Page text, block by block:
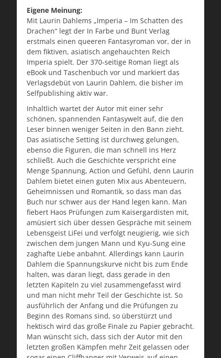
Eigene Meinung:
Mit Laurin Dahlems „Imperia – Im Schatten des
Drachen“ legt der In Farbe und Bunt Verlag
erstmals einen queeren Fantasyroman vor, der in
dem fiktiven, asiatisch angehauchten Reich
Imperia spielt. Der 370-seitige Roman liegt als
eBook und Taschenbuch vor und markiert das
Verlagsdebüt von Laurin Dahlem, die bisher im
Selfpublishing aktiv war.
Inhaltlich wartet der Autor mit einer sehr
schönen, spannenden Fantasywelt auf, die den
Leser binnen weniger Seiten in den Bann zieht.
Das asiatische Setting ist durchweg gelungen,
ebenso die Figuren, die man schnell ins Herz
schließt. Auch die Geschichte verspricht eine
Menge Spannung, Action und Gefühl, denn Laurin
Dahlem bietet einen guten Mix aus Abenteuern,
Geheimnissen und Romantik, so dass man das
Buch nur schwer aus der Hand legen kann. Man
fiebert Haos Prüfungen zum Kaisergardisten mit,
amüsiert sich über dessen Gespräche mit seinem
Lebensgeist LiFei und verfolgt neugierig, wie sich
zwischen dem jungen Mann und Kyu-Sung eine
zaghafte Liebe anbahnt. Allerdings kann Laurin
Dahlem die Spannungskurve nicht bis zum Ende
halten, was daran liegt, dass gerade in den
letzten Kapiteln zu viel zusammengefasst wird
und man nicht mehr Teil der Geschichte ist. So
ausführlich der Anfang und die Prüfungen zu
Beginn des Romans sind, so überstürzt und
hektisch wird das große Finale zu Papier gebracht.
Man wünscht sich, dass sich der Autor mit den
letzten großen Kämpfen mehr Zeit gelassen oder